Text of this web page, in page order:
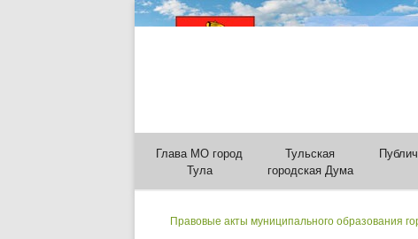
Глава МО город
Тула
Тульская
городская Дума
Правовые акты муниципального образования